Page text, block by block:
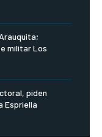
militar Los
piden
Espriella